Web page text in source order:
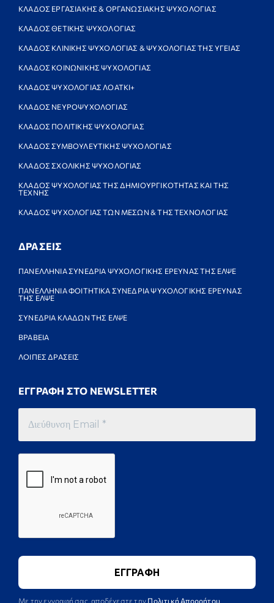
ΚΛΑΔΟΣ ΕΡΓΑΣΙΑΚΗΣ & ΟΡΓΑΝΩΣΙΑΚΗΣ ΨΥΧΟΛΟΓΙΑΣ
ΚΛΑΔΟΣ ΘΕΤΙΚΗΣ ΨΥΧΟΛΟΓΙΑΣ
ΚΛΑΔΟΣ ΚΛΙΝΙΚΗΣ ΨΥΧΟΛΟΓΙΑΣ & ΨΥΧΟΛΟΓΙΑΣ ΤΗΣ ΥΓΕΙΑΣ
ΚΛΑΔΟΣ ΚΟΙΝΩΝΙΚΗΣ ΨΥΧΟΛΟΓΙΑΣ
ΚΛΑΔΟΣ ΨΥΧΟΛΟΓΙΑΣ ΛΟΑΤΚΙ+
ΚΛΑΔΟΣ ΝΕΥΡΟΨΥΧΟΛΟΓΙΑΣ
ΚΛΑΔΟΣ ΠΟΛΙΤΙΚΗΣ ΨΥΧΟΛΟΓΙΑΣ
ΚΛΑΔΟΣ ΣΥΜΒΟΥΛΕΥΤΙΚΗΣ ΨΥΧΟΛΟΓΙΑΣ
ΚΛΑΔΟΣ ΣΧΟΛΙΚΗΣ ΨΥΧΟΛΟΓΙΑΣ
ΚΛΑΔΟΣ ΨΥΧΟΛΟΓΙΑΣ ΤΗΣ ΔΗΜΙΟΥΡΓΙΚΟΤΗΤΑΣ ΚΑΙ ΤΗΣ
ΤΕΧΝΗΣ
ΚΛΑΔΟΣ ΨΥΧΟΛΟΓΙΑΣ ΤΩΝ ΜΕΣΩΝ & ΤΗΣ ΤΕΧΝΟΛΟΓΙΑΣ
ΔΡΑΣΕΙΣ
ΠΑΝΕΛΛΗΝΙΑ ΣΥΝΕΔΡΙΑ ΨΥΧΟΛΟΓΙΚΗΣ ΕΡΕΥΝΑΣ ΤΗΣ ΕΛΨΕ
ΠΑΝΕΛΛΗΝΙΑ ΦΟΙΤΗΤΙΚΑ ΣΥΝΕΔΡΙΑ ΨΥΧΟΛΟΓΙΚΗΣ ΕΡΕΥΝΑΣ
ΤΗΣ ΕΛΨΕ
ΣΥΝΕΔΡΙΑ ΚΛΑΔΩΝ ΤΗΣ ΕΛΨΕ
ΒΡΑΒΕΙΑ
ΛΟΙΠΕΣ ΔΡΑΣΕΙΣ
ΕΓΓΡΑΦΗ ΣΤΟ NEWSLETTER
Με την εγγραφή σας, αποδέχεστε την Πολιτική Απορρήτου